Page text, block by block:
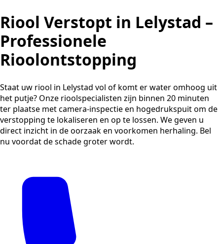
Riool Verstopt in Lelystad –
Professionele
Rioolontstopping
Staat uw riool in Lelystad vol of komt er water omhoog uit
het putje? Onze rioolspecialisten zijn binnen 20 minuten
ter plaatse met camera-inspectie en hogedrukspuit om de
verstopping te lokaliseren en op te lossen. We geven u
direct inzicht in de oorzaak en voorkomen herhaling. Bel
nu voordat de schade groter wordt.